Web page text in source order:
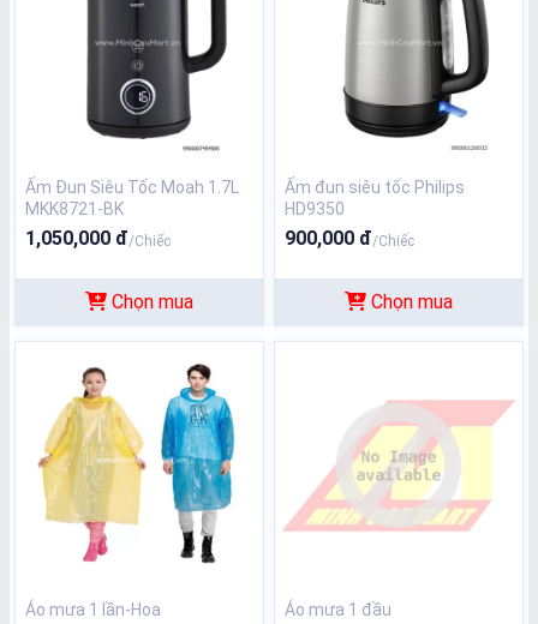
Ấm Đun Siêu Tốc Moah 1.7L
MKK8721-BK
1,050,000 đ/Chiếc
Chọn mua
Ấm đun siêu tốc Philips
HD9350
900,000 đ/Chiếc
Chọn mua
Áo mưa 1 lần-Hoa Áo mưa 1 đầu